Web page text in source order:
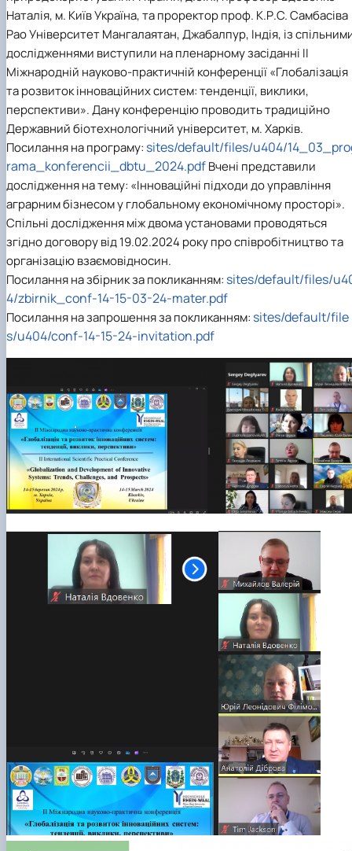
Сторінка аспіранта
Наталія, м. Київ Україна, та проректор проф. К.Р.С. Самбасіва
Рао Університет Мангалаятан, Джабалпур, Індія, із
дослідженнями виступили на пленарному засіданні ІІ
Міжнародній науково-практичній конференції «Глобалізація
та розвиток інноваційних систем: тенденції, виклики,
перспективи». Дану конференцію проводить традиційно
Державний біотехнологічний університет, м. Харків.
Посилання на програму: sites/default/files/u404/
rama_konferencii_dbtu_2024.pdfВчені представили
дослідження на тему: «Інноваційні підходи до управління
аграрним бізнесом у глобальному економічному просторі».
Спільні дослідження між двома установами проводяться
згідно договору від 19.02.2024 року про співробітництво та
організацію взаємовідносин.
Посилання на збірник за покликанням: sites/default/files/
4/zbirnik_conf-14-15-03-24-mater.pdf
Посилання на запрошення за покликанням: sites/default/file
s/u404/conf-14-15-24-invitation.pdf